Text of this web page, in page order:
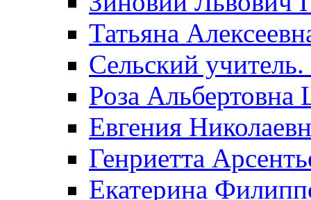
Татьяна
Сельский
Роза
Евгения
Генриетта
Екатерина